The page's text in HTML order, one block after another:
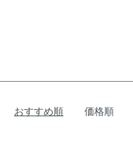
おすすめ順 価格順